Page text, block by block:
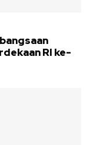
RI ke-